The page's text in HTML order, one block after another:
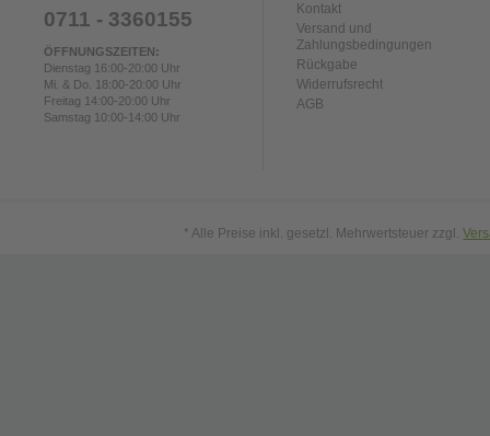
0711 - 3360155
ÖFFNUNGSZEITEN:
Dienstag 16:00-20:00 Uhr
Mi. & Do. 18:00-20:00 Uhr
Freitag 14:00-20:00 Uhr
Samstag 10:00-14:00 Uhr
Kontakt
Versand und
Zahlungsbedingungen
Rückgabe
Widerrufsrecht
AGB
* Alle Preise inkl. gesetzl. Mehrwertsteuer zzgl.